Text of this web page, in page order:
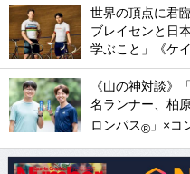
世界の頂点に君
ブレイセンと日
学ぶこと」《ケ
《山の神対談》
名ランナー、柏
ロンパス® 」×コ